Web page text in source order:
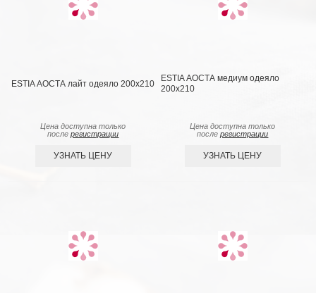
ESTIA АОСТА лайт одеяло 200x210
Цена доступна только
послерегистрации
УЗНАТЬ ЦЕНУ
ESTIA АОСТА медиум одеяло
200x210
Цена доступна только
послерегистрации
УЗНАТЬ ЦЕНУ